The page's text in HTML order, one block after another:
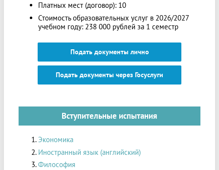
Платных мест (договор): 10
Стоимость образовательных услуг в 2026/2027
учебном году: 238 000 рублей за 1 семестр
Подать документы лично
Подать документы через Госуслуги
Вступительные испытания
Экономика
Иностранный язык (английский)
Философия